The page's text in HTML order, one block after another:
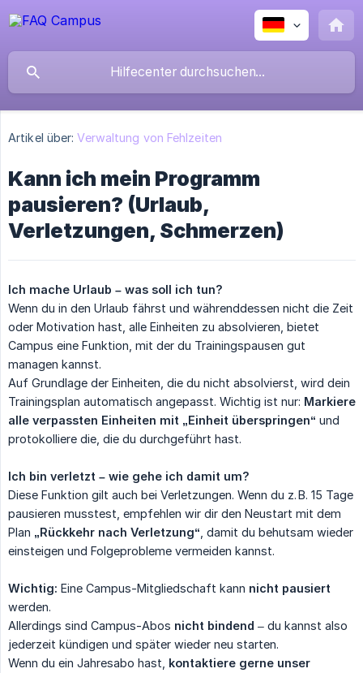
Artikel über: Verwaltung von Fehlzeiten
Kann ich mein Programm
pausieren? (Urlaub,
Verletzungen, Schmerzen)
Ich mache Urlaub – was soll ich tun?
Wenn du in den Urlaub fährst und währenddessen nicht die Zeit
oder Motivation hast, alle Einheiten zu absolvieren, bietet
Campus eine Funktion, mit der du Trainingspausen gut
managen kannst.
Auf Grundlage der Einheiten, die du nicht absolvierst, wird dein
Trainingsplan automatisch angepasst. Wichtig ist nur: Markiere
alle verpassten Einheiten mit „Einheit überspringen“ und
protokolliere die, die du durchgeführt hast.
Ich bin verletzt – wie gehe ich damit um?
Diese Funktion gilt auch bei Verletzungen. Wenn du z. B. 15 Tage
pausieren musstest, empfehlen wir dir den Neustart mit dem
Plan „Rückkehr nach Verletzung“ , damit du behutsam wieder
einsteigen und Folgeprobleme vermeiden kannst.
Wichtig: Eine Campus-Mitgliedschaft kann nicht pausiert
werden.
Allerdings sind Campus-Abos nicht bindend – du kannst also
jederzeit kündigen und später wieder neu starten.
Wenn du ein Jahresabo hast, kontaktiere gerne unser